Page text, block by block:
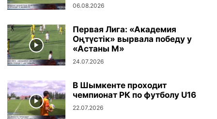
06.08.2026
Первая Лига: «Академия
Оңтүстік» вырвала победу у
«Астаны М»
24.07.2026
В Шымкенте проходит
чемпионат РК по футболу U16
22.07.2026